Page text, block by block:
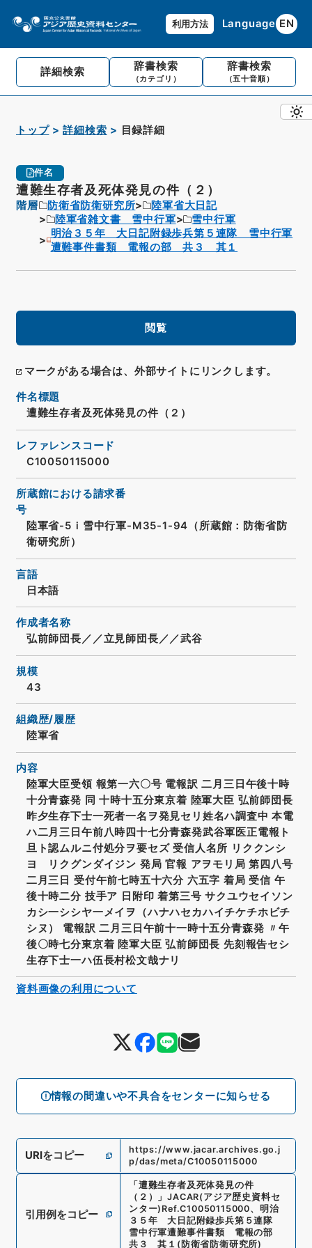
利用方法 Language EN
詳細検索 辞書検索
（カテゴリ）
辞書検索
（五十音順）
トップ 詳細検索 目録詳細
件名
遭難生存者及死体発見の件（２）
階層 防衛省防衛研究所
陸軍省大日記
陸軍省雑文書 雪中行軍
雪中行軍
明治３５年 大日記附録歩兵第５連隊 雪中行軍
遭難事件書類 電報の部 共３ 其１
閲覧
マークがある場合は、外部サイトにリンクします。
情報の間違いや不具合をセンターに知らせる
件名標題
遭難生存者及死体発見の件（２）
レファレンスコード
C10050115000
所蔵館における請求番
号
陸軍省-5ｉ雪中行軍-M35-1-94（所蔵館：防衛省防
衛研究所）
言語
日本語
作成者名称
弘前師団長／／立見師団長／／武谷
規模
43
組織歴/履歴
陸軍省
内容
陸軍大臣受領 報第一六〇号 電報訳 二月三日午後十時
十分青森発 同 十時十五分東京着 陸軍大臣 弘前師団長
昨夕生存下士一死者一名ヲ発見セリ姓名ハ調査中 本電
ハ二月三日午前八時四十七分青森発武谷軍医正電報ト
旦ト認ムルニ付処分ヲ要セズ 受信人名所 リククンシ
ヨ リクグンダイジン 発局 官報 アヲモリ局 第四八号
二月三日 受付午前七時五十六分 六五字 着局 受信 午
後十時二分 技手ア 日附印 着第三号 サクユウセイソン
カシ一シシヤ一メイヲ（ハナハセカハイチケチホビチ
シヌ） 電報訳 二月三日午前十一時十五分青森発 〃午
後〇時七分東京着 陸軍大臣 弘前師団長 先刻報告セシ
生存下士一ハ伍長村松文哉ナリ
URIをコピー
https://www.jacar.archives.go.j
p/das/meta/C10050115000
引用例をコピー
「遭難生存者及死体発見の件
（２）
」JACAR(アジア歴史資料セ
ンター) Ref.C10050115000、 明治
３５年 大日記附録歩兵第５連隊
雪中行軍遭難事件書類 電報の部
共３ 其１ (防衛省防衛研究所)
資料画像の利用について